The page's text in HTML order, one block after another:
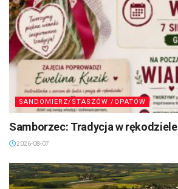
SANDOMIERZ/STASZÓW /OPATÓW
Samborzec: Tradycja w rękodziele
2026-08-07